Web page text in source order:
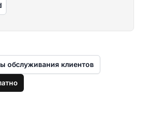
обслуживания клиентов